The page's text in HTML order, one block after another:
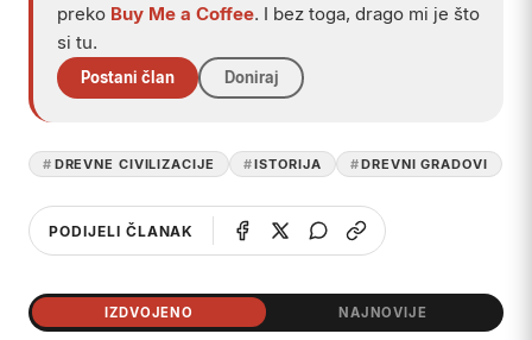
preko Buy Me a Coffee. I bez toga, drago mi je što
si tu.
Postani član Doniraj
DREVNE CIVILIZACIJE ISTORIJA DREVNI GRADOVI
PODIJELI ČLANAK
IZDVOJENO NAJNOVIJE